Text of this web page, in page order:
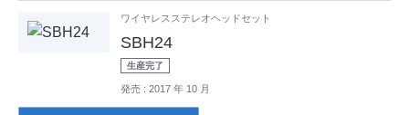
ワイヤレスステレオヘッドセット
SBH24
生産完了
発売 : 2017 年 10 月